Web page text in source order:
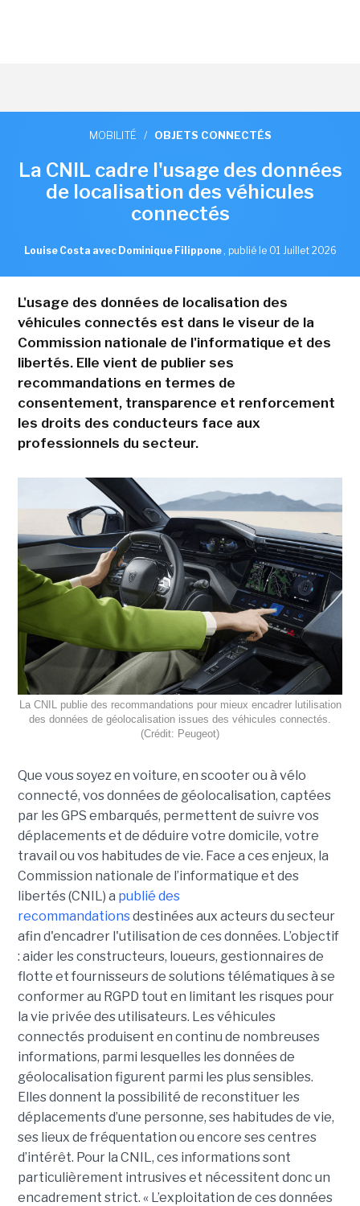
MOBILITÉ / OBJETS CONNECTÉS
La CNIL cadre l'usage des données
de localisation des véhicules
connectés
Louise Costa avec Dominique Filippone , publié le 01 Juillet 2026
L'usage des données de localisation des
véhicules connectés est dans le viseur de la
Commission nationale de l'informatique et des
libertés. Elle vient de publier ses
recommandations en termes de
consentement, transparence et renforcement
les droits des conducteurs face aux
professionnels du secteur.
La CNIL publie des recommandations pour mieux encadrer lutilisation
des données de géolocalisation issues des véhicules connectés.
(Crédit: Peugeot)
Que vous soyez en voiture, en scooter ou à vélo
connecté, vos données de géolocalisation, captées
par les GPS embarqués, permettent de suivre vos
déplacements et de déduire votre domicile, votre
travail ou vos habitudes de vie. Face a ces enjeux, la
Commission nationale de l’informatique et des
libertés (CNIL) a publié des
recommandationsdestinées aux acteurs du secteur
afin d'encadrer l'utilisation de ces données. L’objectif
: aider les constructeurs, loueurs, gestionnaires de
flotte et fournisseurs de solutions télématiques à se
conformer au RGPD tout en limitant les risques pour
la vie privée des utilisateurs. Les véhicules
connectés produisent en continu de nombreuses
informations, parmi lesquelles les données de
géolocalisation figurent parmi les plus sensibles.
Elles donnent la possibilité de reconstituer les
déplacements d’une personne, ses habitudes de vie,
ses lieux de fréquentation ou encore ses centres
d’intérêt. Pour la CNIL, ces informations sont
particulièrement intrusives et nécessitent donc un
encadrement strict. « L’exploitation de ces données